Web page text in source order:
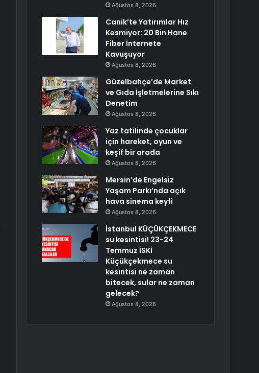
Ağustos 8, 2026
Canik’te Yatırımlar Hız
Kesmiyor: 20 Bin Hane
Fiber İnternete
Kavuşuyor
Ağustos 8, 2026
Güzelbahçe’de Market
ve Gıda İşletmelerine Sıkı
Denetim
Ağustos 8, 2026
Yaz tatilinde çocuklar
için hareket, oyun ve
keşif bir arada
Ağustos 8, 2026
Mersin’de Engelsiz
Yaşam Parkı’nda açık
hava sinema keyfi
Ağustos 8, 2026
İstanbul KÜÇÜKÇEKMECE
su kesintisi! 23-24
Temmuz İSKİ
Küçükçekmece su
kesintisi ne zaman
bitecek, sular ne zaman
gelecek?
Ağustos 8, 2026